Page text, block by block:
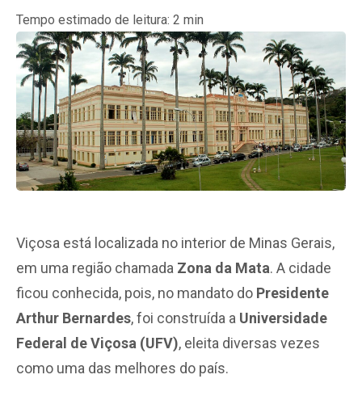
Tempo estimado de leitura: 2 min
Viçosa está localizada no interior de Minas Gerais,
em uma região chamada Zona da Mata. A cidade
ficou conhecida, pois, no mandato do Presidente
Arthur Bernardes, foi construída a Universidade
Federal de Viçosa (UFV), eleita diversas vezes
como uma das melhores do país.